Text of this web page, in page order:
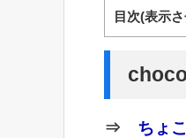
目次(表示
⇒ ちょ